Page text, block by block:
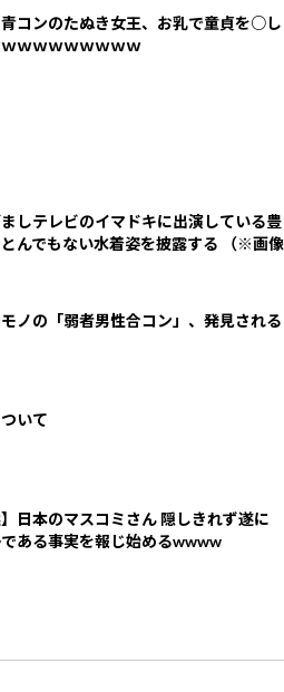
青コンのたぬき女王、お乳で童貞を○し
ｗｗｗｗｗｗｗｗ
ましテレビのイマドキに出演している豊
んでもない水着姿を披露する （※画像
モノの「弱者男性合コン」、発見される
いて
】日本のマスコミさん 隠しきれず遂に
である事実を報じ始めるwwww